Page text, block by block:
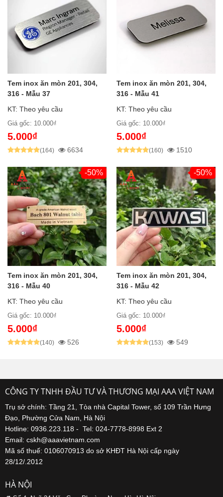
Tem inox ăn mòn 201, 304,
316 - Mẫu 37
KT: Theo yêu cầu
Giá gốc: 10.000₫
5.000₫
(164) 6634
Tem inox ăn mòn 201, 304,
316 - Mẫu 41
KT: Theo yêu cầu
Giá gốc: 10.000₫
5.000₫
(160) 1510
-50%
Tem inox ăn mòn 201, 304,
316 - Mẫu 40
KT: Theo yêu cầu
Giá gốc: 10.000₫
5.000₫
(140) 526
-50%
Tem inox ăn mòn 201, 304,
316 - Mẫu 42
KT: Theo yêu cầu
Giá gốc: 10.000₫
5.000₫
(153) 549
CÔNG TY TNHH ĐẦU TƯ VÀ THƯƠNG MẠI AAA VIỆT NAM
Trụ sở chính: Tầng 21, Tòa nhà Capital Tower, số 109 Trần Hưng
Đạo, Phường Cửa Nam, Hà Nội
Hotline: 0936.223.118 - Tel: 024-7778-8998 Ext 2
Email: cskh@aaavietnam.com
Mã số thuế: 0106070913 do sở KHĐT Hà Nội cấp ngày
28/12/.2012
HÀ NỘI